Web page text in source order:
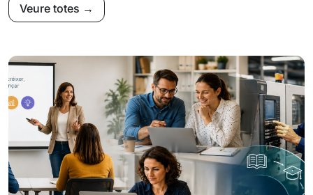
Veure totes →